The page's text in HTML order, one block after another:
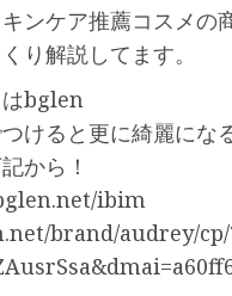
ンケア推薦コスメの
り解説してます。
はbglen
けると更に綺麗にな
から！
ibim
brand/audrey/cp/